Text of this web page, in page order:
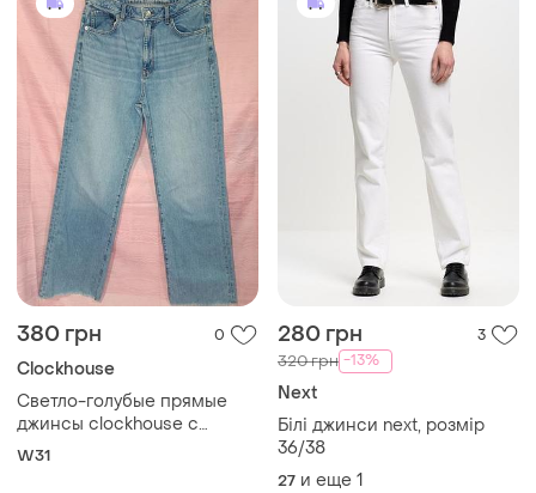
380 грн 0
Clockhouse
Светло-голубые прямые
джинсы clockhouse с
высокой посадкой
W31
280 грн 3
320 грн -13%
Next
Білі джинси next, розмір
36/38
27 и еще 1